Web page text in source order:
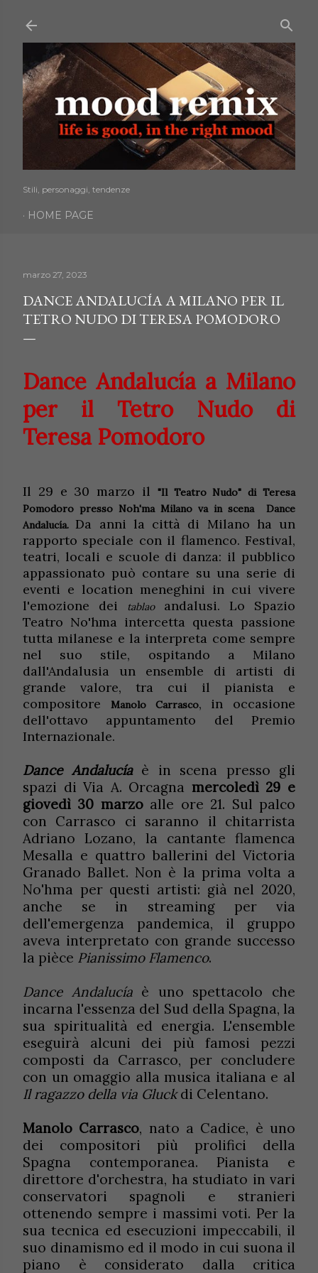
Stili, personaggi, tendenze
HOME PAGE
marzo 27, 2023
DANCE ANDALUCÍA A MILANO PER IL
TETRO NUDO DI TERESA POMODORO
Dance Andalucía a Milano
per il Tetro Nudo di
Teresa Pomodoro
Il 29 e 30 marzo il
"Il Teatro Nudo" di Teresa
Pomodoro presso Noh'ma Milano va in scena
Dance
Andalucía. Da anni la città di Milano ha un
rapporto speciale con il flamenco. Festival,
teatri, locali e scuole di danza: il pubblico
appassionato può contare su una serie di
eventi e location meneghini in cui vivere
l'emozione dei
tablaoandalusi. Lo Spazio
Teatro No'hma intercetta questa passione
tutta milanese e la interpreta come sempre
nel suo stile, ospitando a Milano
dall'Andalusia un ensemble di artisti di
grande valore, tra cui il pianista e
compositore
Manolo Carrasco, in occasione
dell'ottavo appuntamento del Premio
Internazionale.
Dance Andalucíaè in scena presso gli
spazi di Via A. Orcagna mercoledì 29 e
giovedì 30 marzoalle ore 21. Sul palco
con Carrasco ci saranno il chitarrista
Adriano Lozano, la cantante flamenca
Mesalla e quattro ballerini del Victoria
Granado Ballet. Non è la prima volta a
No'hma per questi artisti: già nel 2020,
anche se in streaming per via
dell'emergenza pandemica, il gruppo
aveva interpretato con grande successo
la pièce Pianissimo Flamenco.
Dance Andalucíaè uno spettacolo che
incarna l'essenza del Sud della Spagna, la
sua spiritualità ed energia. L'ensemble
eseguirà alcuni dei più famosi pezzi
composti da Carrasco, per concludere
con un omaggio alla musica italiana e al
Il ragazzo della via Gluckdi Celentano.
Manolo Carrasco, nato a Cadice, è uno
dei compositori più prolifici della
Spagna contemporanea. Pianista e
direttore d'orchestra, ha studiato in vari
conservatori spagnoli e stranieri
ottenendo sempre i massimi voti. Per la
sua tecnica ed esecuzioni impeccabili, il
suo dinamismo ed il modo in cui suona il
piano è considerato dalla critica